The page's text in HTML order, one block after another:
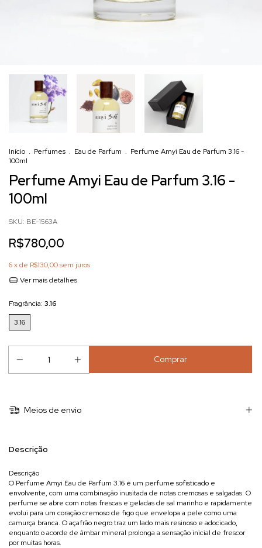
Início . Perfumes . Eau de Parfum . Perfume Amyi Eau de Parfum 3.16 -
100ml
Perfume Amyi Eau de Parfum 3.16 -
100ml
SKU: BE-1563A
R$780,00
6x de R$130,00sem juros
Ver mais detalhes
Fragrância: 3.16
3.16
Meios de envio
Descrição
Descrição
O Perfume Amyi Eau de Parfum 3.16 é um perfume sofisticado e
envolvente, com uma combinação inusitada de notas cremosas e salgadas. O
perfume se abre com notas frescas e geladas de sal marinho e rapidamente
evolui para um coração cremoso de figo que envelopa a pele como uma
camurça branca. O açafrão negro traz um lado mais resinoso e adocicado,
enquanto o acorde de âmbar mineral prolonga a sensação inicial de frescor
por muitas horas.